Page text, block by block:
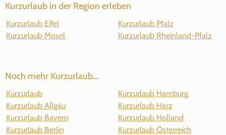
Kurzurlaub in der Region erleben
Kurzurlaub Eifel
Kurzurlaub Mosel
Kurzurlaub Pfalz
Kurzurlaub Rheinland-Pfalz
Noch mehr Kurzurlaub...
Kurzurlaub
Kurzurlaub Allgäu
Kurzurlaub Bayern
Kurzurlaub Berlin
Kurzurlaub Hamburg
Kurzurlaub Harz
Kurzurlaub Holland
Kurzurlaub Österreich